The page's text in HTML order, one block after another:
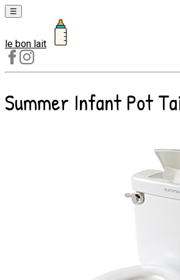
☰
Laits
1er
âge
Laits
2e
le bon lait
Summer Infant Pot